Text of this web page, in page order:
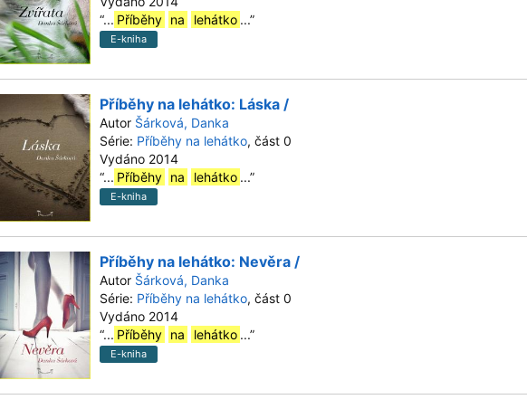
“... Příběhy na lehátko ...”
E-kniha
Příběhy na lehátko: Láska /
Autor Šárková, Danka
Série: Příběhy na lehátko, část 0
Vydáno 2014
“... Příběhy na lehátko ...”
E-kniha
Příběhy na lehátko: Nevěra /
Autor Šárková, Danka
Série: Příběhy na lehátko, část 0
Vydáno 2014
“... Příběhy na lehátko ...”
E-kniha